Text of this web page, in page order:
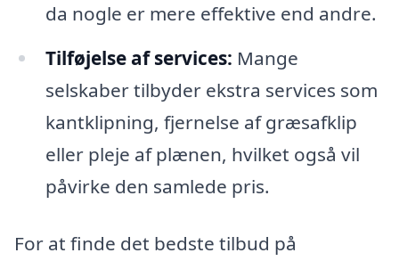
da nogle er mere effektive end andre.
Tilføjelse af services: Mange
selskaber tilbyder ekstra services som
kantklipning, fjernelse af græsafklip
eller pleje af plænen, hvilket også vil
påvirke den samlede pris.
For at finde det bedste tilbud på